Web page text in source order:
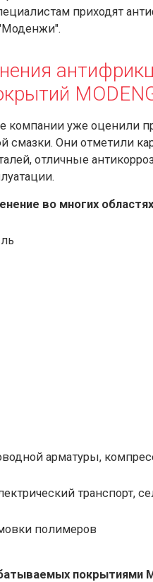
приходят
компании уже оценили
смазки. Они отметили
отличные
во многих
арматуры,
транспорт,
полимеров
покрытиями